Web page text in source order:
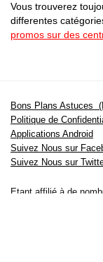
Vous trouverez
differentes
promos sur des
Bons Plans Astuces
Politique de
Applications Android
Suivez Nous sur
Suivez Nous sur
Etant affilié à de